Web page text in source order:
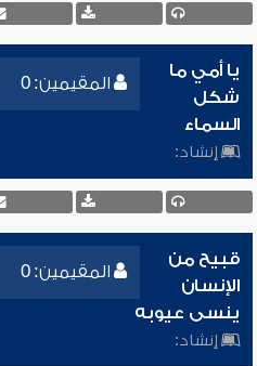
المقيمين: 0
يا أمي ما
شكل
السماء
إنشاد:
المقيمين: 0
قبيح من
الإنسان
ينسى عيوبه
إنشاد: